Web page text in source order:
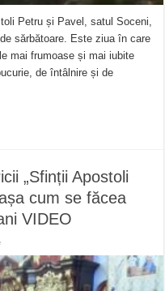
Petru și Pavel, satul Soceni,
sărbătoare. Este ziua în care
mai frumoase și mai iubite
de întâlnire și de
„Sfinții Apostoli
cum se făcea
VIDEO